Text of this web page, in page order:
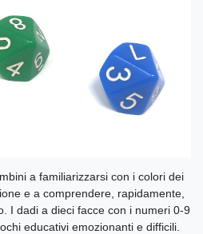
a familiarizzarsi con i colori dei
e a comprendere, rapidamente,
I dadi a dieci facce con i numeri 0-9
educativi emozionanti e difficili.